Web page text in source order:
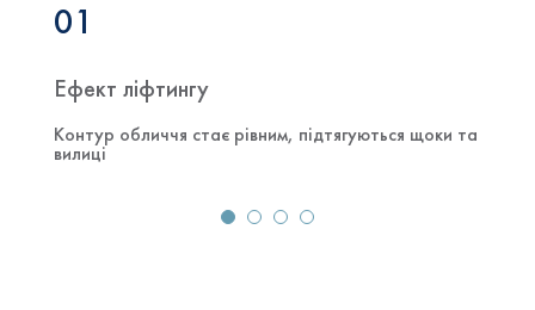
01
Ефект ліфтингу
Контур обличчя стає рівним, підтягуються щоки та
вилиці